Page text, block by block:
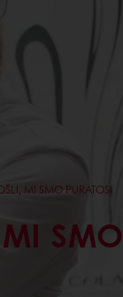
MI SMO PURATOS!
SMO